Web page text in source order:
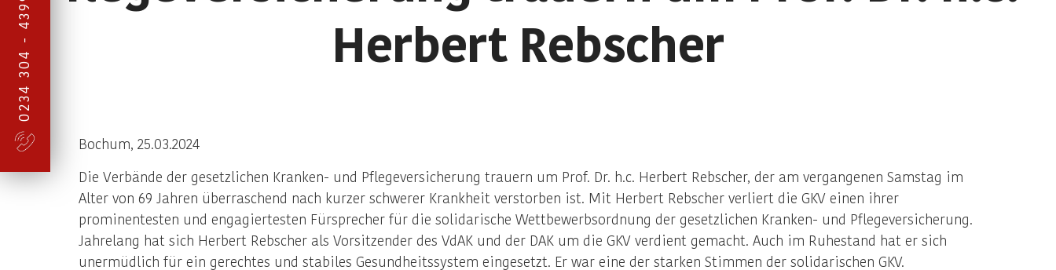
0234 304 - 43990
Herbert Rebscher
Bochum, 25.03.2024
Die Verbände der gesetzlichen Kranken- und Pflegeversicherung trauern um Prof. Dr. h.c. Herbert Rebscher, der am vergangenen Samstag im
Alter von 69 Jahren überraschend nach kurzer schwerer Krankheit verstorben ist. Mit Herbert Rebscher verliert die GKV einen ihrer
prominentesten und engagiertesten Fürsprecher für die solidarische Wettbewerbsordnung der gesetzlichen Kranken- und Pflegeversicherung.
Jahrelang hat sich Herbert Rebscher als Vorsitzender des VdAK und der DAK um die GKV verdient gemacht. Auch im Ruhestand hat er sich
unermüdlich für ein gerechtes und stabiles Gesundheitssystem eingesetzt. Er war eine der starken Stimmen der solidarischen GKV.